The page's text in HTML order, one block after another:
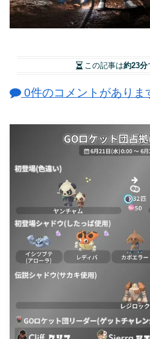
この記事は約23分
0件のコメントがありま